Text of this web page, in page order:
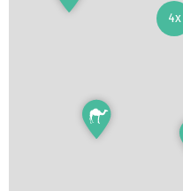
4x